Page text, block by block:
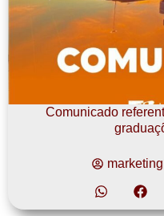
Comunicado
marketing